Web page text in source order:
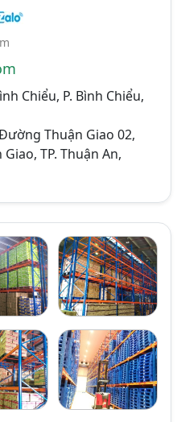
Chiểu, P. Bình Chiểu,
Thuận Giao 02,
TP. Thuận An,